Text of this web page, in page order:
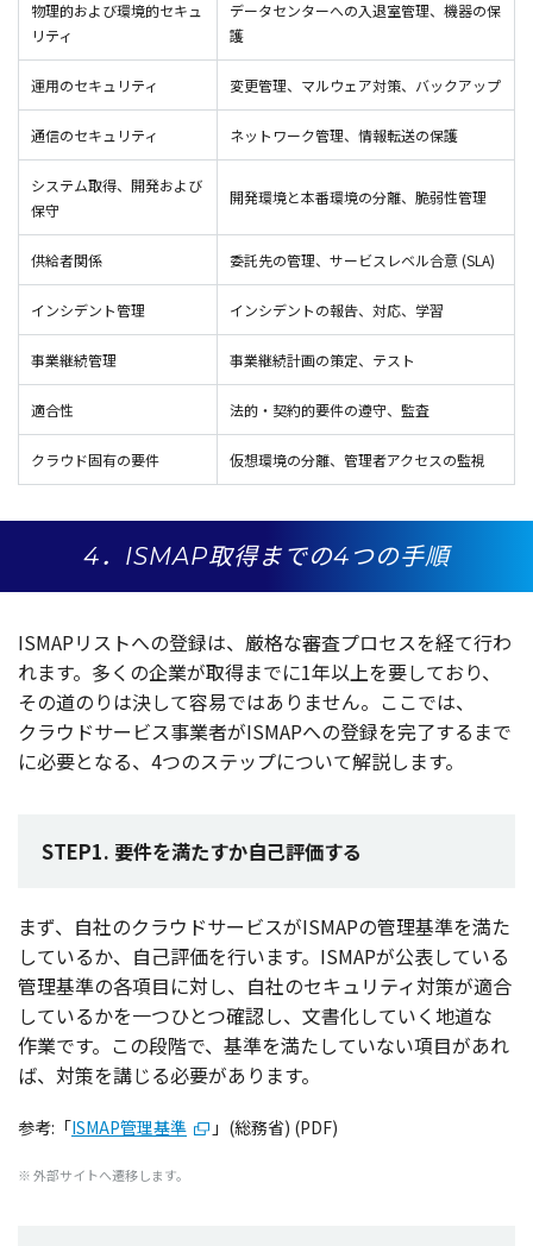
物理的および環境的セキュ
リティ
データセンターへの入退室管理、機器の保
護
運用のセキュリティ 変更管理、マルウェア対策、バックアップ
通信のセキュリティ ネットワーク管理、情報転送の保護
システム取得、開発および
保守
開発環境と本番環境の分離、脆弱性管理
供給者関係 委託先の管理、サービスレベル合意 (SLA)
インシデント管理 インシデントの報告、対応、学習
事業継続管理 事業継続計画の策定、テスト
適合性 法的・契約的要件の遵守、監査
クラウド固有の要件 仮想環境の分離、管理者アクセスの監視
4．ISMAP取得までの4つの手順
ISMAPリストへの登録は、 厳格な審査プロセスを経て行わ
れます。多くの企業が取得までに1年以上を要しており、
その道のりは決して容易ではありません。ここでは、
クラウドサービス事業者がISMAPへの登録を完了するまで
に必要となる、4つのステップについて解説します。
STEP1. 要件を満たすか自己評価する
まず、 自社のクラウドサービスがISMAPの管理基準を満た
しているか、 自己評価を行います。ISMAPが公表している
管理基準の各項目に対し、 自社のセキュリティ対策が適合
しているかを一つひとつ確認し、 文書化していく地道な
作業です。この段階で、 基準を満たしていない項目があれ
ば、 対策を講じる必要があります。
参考:「ISMAP管理基準 」(総務省) (PDF)
※ 外部サイトへ遷移します。